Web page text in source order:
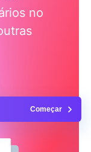
Começar
no